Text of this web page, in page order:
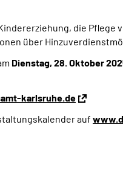
die
über
Dienstag, 28. Oktober
karlsruhe.de
auf